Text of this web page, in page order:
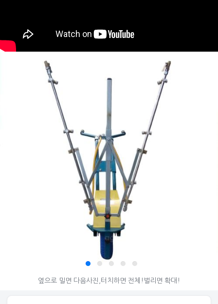
© 아그리즈
옆으로 밀면 다음사진,터치하면 전체!벌리면 확대!